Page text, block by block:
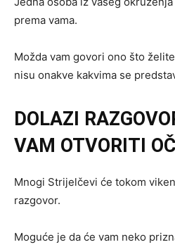
prema vama.
Možda vam govori ono što
nisu onakve kakvima se
DOLAZI
VAM OTVORITI
Mnogi Strijelčevi će tokom
razgovor.
Moguće je da će vam neko